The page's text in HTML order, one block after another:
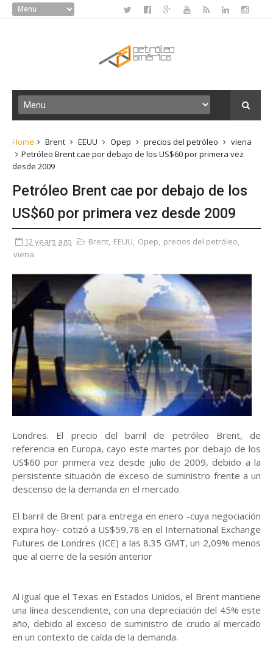
Home Brent EEUU Opep precios del petróleo
viena
Petróleo Brent cae por debajo de los US$60 por primera vez
desde 2009
Petróleo Brent cae por debajo de los
US$60 por primera vez desde 2009
12 years ago Brent, EEUU, Opep, precios del petróleo,
viena
Londres. El precio del barril de petróleo Brent, de
referencia en Europa, cayo este martes por debajo de los
US$60 por primera vez desde julio de 2009, debido a la
persistente situación de exceso de suministro frente a un
descenso de la demanda en el mercado.
El barril de Brent para entrega en enero -cuya negociación
expira hoy- cotizó a US$59,78 en el International Exchange
Futures de Londres (ICE) a las 8.35 GMT, un 2,09% menos
que al cierre de la sesión anterior
Al igual que el Texas en Estados Unidos, el Brent mantiene
una línea descendiente, con una depreciación del 45% este
año, debido al exceso de suministro de crudo al mercado
en un contexto de caída de la demanda.